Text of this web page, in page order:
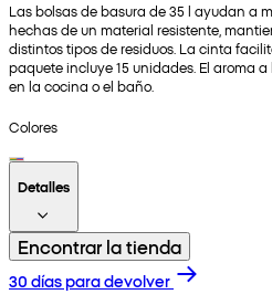
Las bolsas de basura de 35 l ayudan a
hechas de un material resistente,
distintos tipos de residuos. La cinta
paquete incluye 15 unidades. El aroma
en la cocina o el baño.
Colores
Detalles
Encontrar la tienda
30 días para devolver